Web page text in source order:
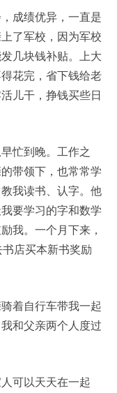
成绩优异，一直是
了军校，因为军校
几块钱补贴。上大
花完，省下钱给老
儿干，挣钱买些日
忙到晚。工作之
带领下，也常常学
我读书、认字。他
要学习的字和数学
我。一个月下来，
店买本新书奖励
着自行车带我一起
和父亲两个人度过
可以天天在一起